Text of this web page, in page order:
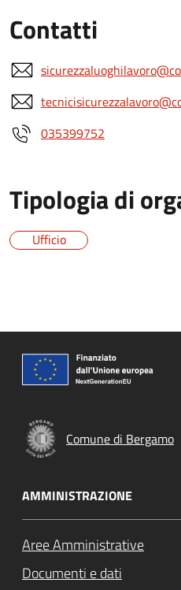
Contatti
035399752
Tipologia di
Ufficio
Comune di Bergamo
AMMINISTRAZIONE
Aree Amministrative
Documenti e dati